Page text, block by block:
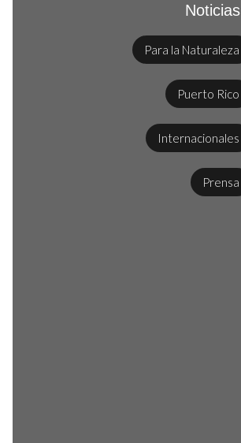
Noticias
Para la Naturaleza
Puerto Rico
Internacionales
Prensa